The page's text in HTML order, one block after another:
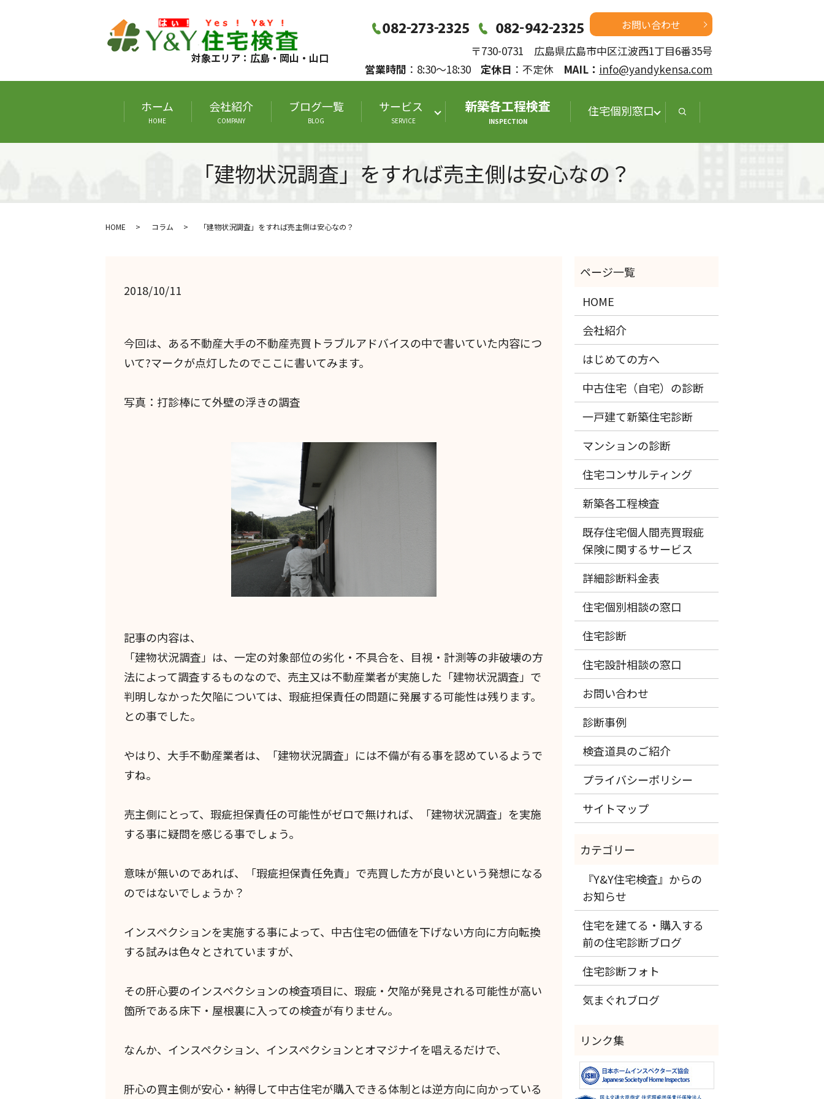
対象エリア：広島・岡山・山口
お問い合わせ
〒730-0731 広島県広島市中区江波西1丁目6番35号
営業時間 ：8:30～18:30 定休日 ：不定休 MAIL： info@yandykensa.com
ホーム
HOME
会社紹介
COMPANY
ブログ一覧
BLOG
サービス
SERVICE
新築各工程検査
INSPECTION
住宅個別窓口
「建物状況調査」をすれば売主側は安心なの？
HOME コラム 「建物状況調査」をすれば売主側は安心なの？
2018/10/11
今回は、ある不動産大手の不動産売買トラブルアドバイスの中で書いていた内容につ
いて?マークが点灯したのでここに書いてみます。
写真：打診棒にて外壁の浮きの調査
記事の内容は、
「建物状況調査」は、一定の対象部位の劣化・不具合を、目視・計測等の非破壊の方
法によって調査するものなので、売主又は不動産業者が実施した「建物状況調査」で
判明しなかった欠陥については、瑕疵担保責任の問題に発展する可能性は残ります。
との事でした。
やはり、大手不動産業者は、「建物状況調査」には不備が有る事を認めているようで
すね。
売主側にとって、瑕疵担保責任の可能性がゼロで無ければ、「建物状況調査」を実施
する事に疑問を感じる事でしょう。
意味が無いのであれば、「瑕疵担保責任免責」で売買した方が良いという発想になる
のではないでしょうか？
インスペクションを実施する事によって、中古住宅の価値を下げない方向に方向転換
する試みは色々とされていますが、
その肝心要のインスペクションの検査項目に、瑕疵・欠陥が発見される可能性が高い
箇所である床下・屋根裏に入っての検査が有りません。
なんか、インスペクション、インスペクションとオマジナイを唱えるだけで、
肝心の買主側が安心・納得して中古住宅が購入できる体制とは逆方向に向かっている
HOME
会社紹介
はじめての方へ
中古住宅（自宅）の診断
一戸建て新築住宅診断
マンションの診断
住宅コンサルティング
新築各工程検査
既存住宅個人間売買瑕疵
保険に関するサービス
詳細診断料金表
住宅個別相談の窓口
住宅診断
住宅設計相談の窓口
お問い合わせ
診断事例
検査道具のご紹介
プライバシーポリシー
サイトマップ
『Y&Y住宅検査』からの
お知らせ
住宅を建てる・購入する
前の住宅診断ブログ
住宅診断フォト
気まぐれブログ